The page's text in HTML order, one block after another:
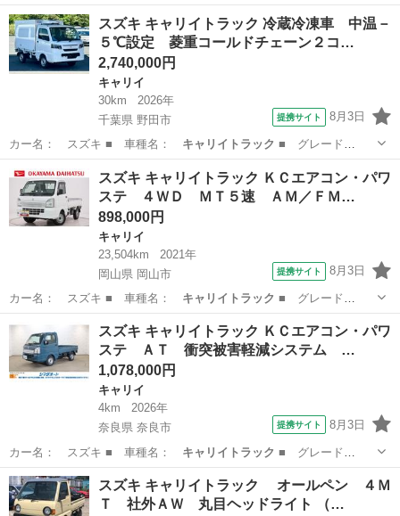
名： ダンプ ■…
東京 町田市 キャリイ
スズキ キャリイトラック 冷蔵冷凍車 中温－
５℃設定 菱重コールドチェーン２コ…
2,740,000円
キャリイ
30km
2026年
千葉県 野田市
提携サイト 8月3日
カー名： スズキ ■ 車種名： キャリイトラック ■ グレード
名： 冷蔵冷凍車 …
千葉 野田市 キャリイ
スズキ キャリイトラック ＫＣエアコン・パワ
ステ ４ＷＤ ＭＴ５速 ＡＭ／ＦＭ…
898,000円
キャリイ
23,504km
2021年
岡山県 岡山市
提携サイト 8月3日
カー名： スズキ ■ 車種名： キャリイトラック ■ グレード
名： ＫＣエアコン…
岡山市 キャリイ
スズキ キャリイトラック ＫＣエアコン・パワ
ステ ＡＴ 衝突被害軽減システム …
1,078,000円
キャリイ
4km
2026年
奈良県 奈良市
提携サイト 8月3日
カー名： スズキ ■ 車種名： キャリイトラック ■ グレード
名： ＫＣエアコン…
奈良 奈良市 キャリイ
スズキ キャリイトラック オールペン ４Ｍ
Ｔ 社外ＡＷ 丸目ヘッドライト （…